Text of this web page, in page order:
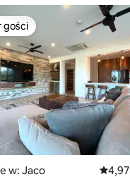
liczba recenzji: 106
z kategorii Wybór
gości
w: Jaco 4,97